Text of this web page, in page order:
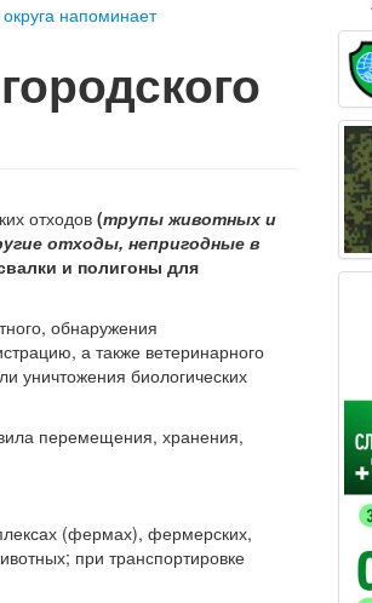
напоминает
отходов(трупы животных и
отходы, непригодные в
и полигоны для
обнаружения
а также ветеринарного
уничтожения биологических
перемещения, хранения,
(фермах), фермерских,
при транспортировке